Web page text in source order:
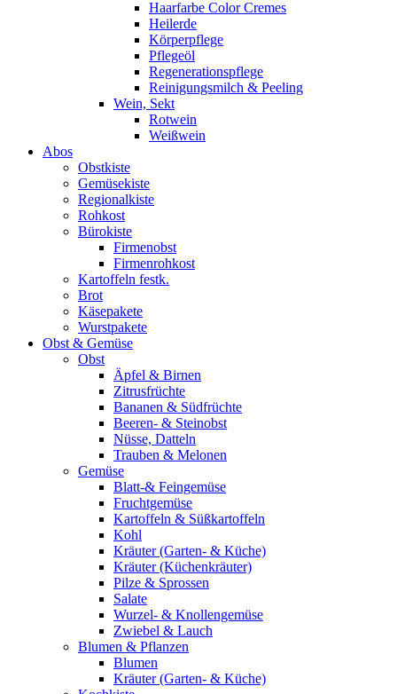
Haarfarbe Color Cremes
Heilerde
Körperpflege
Pflegeöl
Regenerationspflege
Reinigungsmilch & Peeling
Wein, Sekt
Rotwein
Weißwein
Abos
Obstkiste
Gemüsekiste
Regionalkiste
Rohkost
Bürokiste
Firmenobst
Firmenrohkost
Kartoffeln festk.
Brot
Käsepakete
Wurstpakete
Obst & Gemüse
Obst
Äpfel & Birnen
Zitrusfrüchte
Bananen & Südfrüchte
Beeren- & Steinobst
Nüsse, Datteln
Trauben & Melonen
Gemüse
Blatt-& Feingemüse
Fruchtgemüse
Kartoffeln & Süßkartoffeln
Kohl
Kräuter (Garten- & Küche)
Kräuter (Küchenkräuter)
Pilze & Sprossen
Salate
Wurzel- & Knollengemüse
Zwiebel & Lauch
Blumen & Pflanzen
Blumen
Kräuter (Garten- & Küche)